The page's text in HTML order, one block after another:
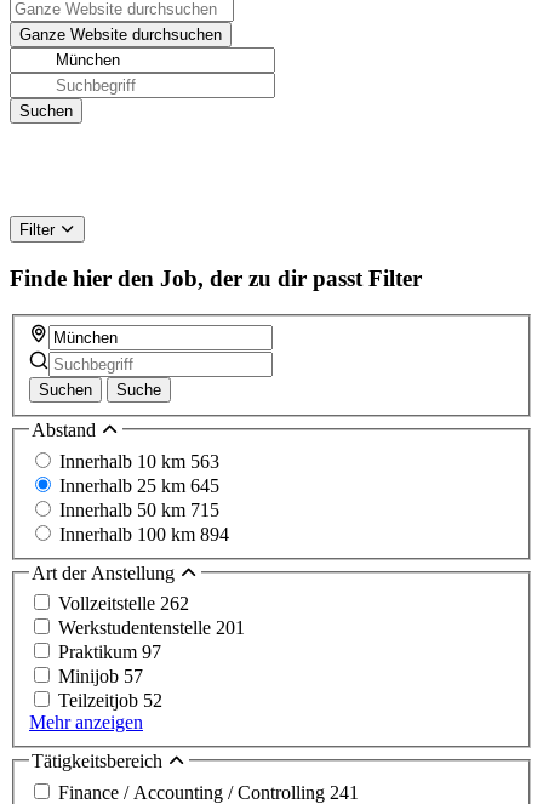
Filter
Finde hier den Job, der zu dir passt Filter
Suchen Suche
Abstand
Innerhalb 10 km 563
Innerhalb 25 km 645
Innerhalb 50 km 715
Innerhalb 100 km 894
Art der Anstellung
Vollzeitstelle 262
Werkstudentenstelle 201
Praktikum 97
Minijob 57
Teilzeitjob 52
Mehr anzeigen
Tätigkeitsbereich
Finance / Accounting / Controlling 241